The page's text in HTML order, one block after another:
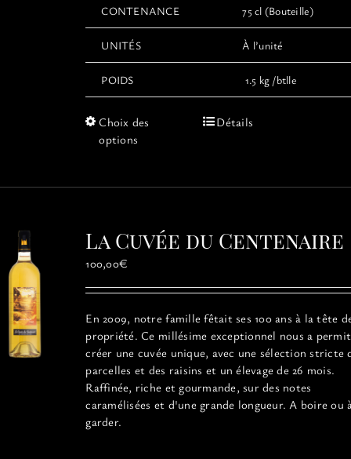
CONTENANCE 75 cl (Bouteille)
UNITÉS À l’unité
POIDS 1.5 kg /btlle
Choix des
options
Ce
variations.
peuvent
sur
la
page
du
produit
Détails
La Cuvée du Centenaire
100,00€
En 2009, notre famille fêtait ses 100 ans à la tête
propriété. Ce millésime exceptionnel nous a
créer une cuvée unique, avec une sélection stricte
parcelles et des raisins et un élevage de 26 mois.
Raffinée, riche et gourmande, sur des notes
caramélisées et d'une grande longueur. A boire ou
garder.